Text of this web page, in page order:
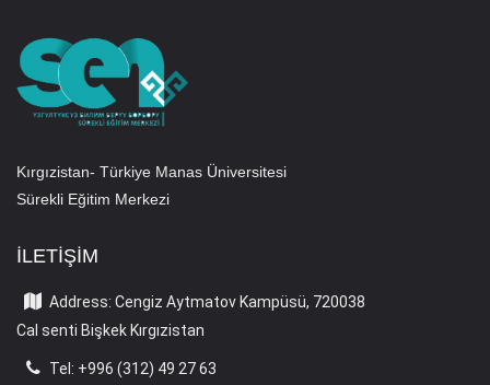
Kırgızistan- Türkiye Manas Üniversitesi
Sürekli Eğitim Merkezi
İLETIŞIM
Address: Cengiz Aytmatov Kampüsü, 720038
Cal senti Bişkek Kırgızistan
Tel: +996 (312) 49 27 63